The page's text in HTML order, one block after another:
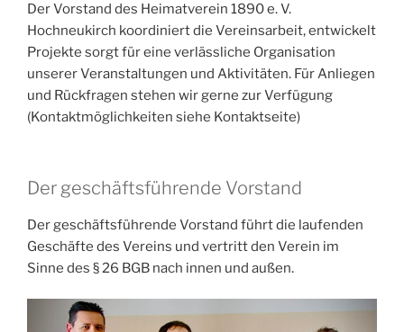
Der Vorstand des Heimatverein 1890 e. V.
Hochneukirch koordiniert die Vereinsarbeit, entwickelt
Projekte sorgt für eine verlässliche Organisation
unserer Veranstaltungen und Aktivitäten. Für Anliegen
und Rückfragen stehen wir gerne zur Verfügung
(Kontaktmöglichkeiten siehe Kontaktseite)
Der geschäftsführende Vorstand
Der geschäftsführende Vorstand führt die laufenden
Geschäfte des Vereins und vertritt den Verein im
Sinne des § 26 BGB nach innen und außen.